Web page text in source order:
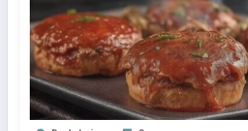
bukszpanową? Sprawdzone
na uratowanie Twoich roślin!
1 Maja, 2025